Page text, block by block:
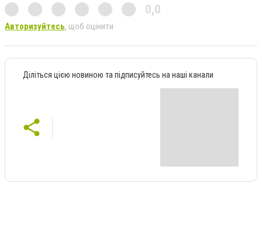
0,0
Авторизуйтесь, щоб оцінити
Діліться цією новиною та підписуйтесь на наші канали